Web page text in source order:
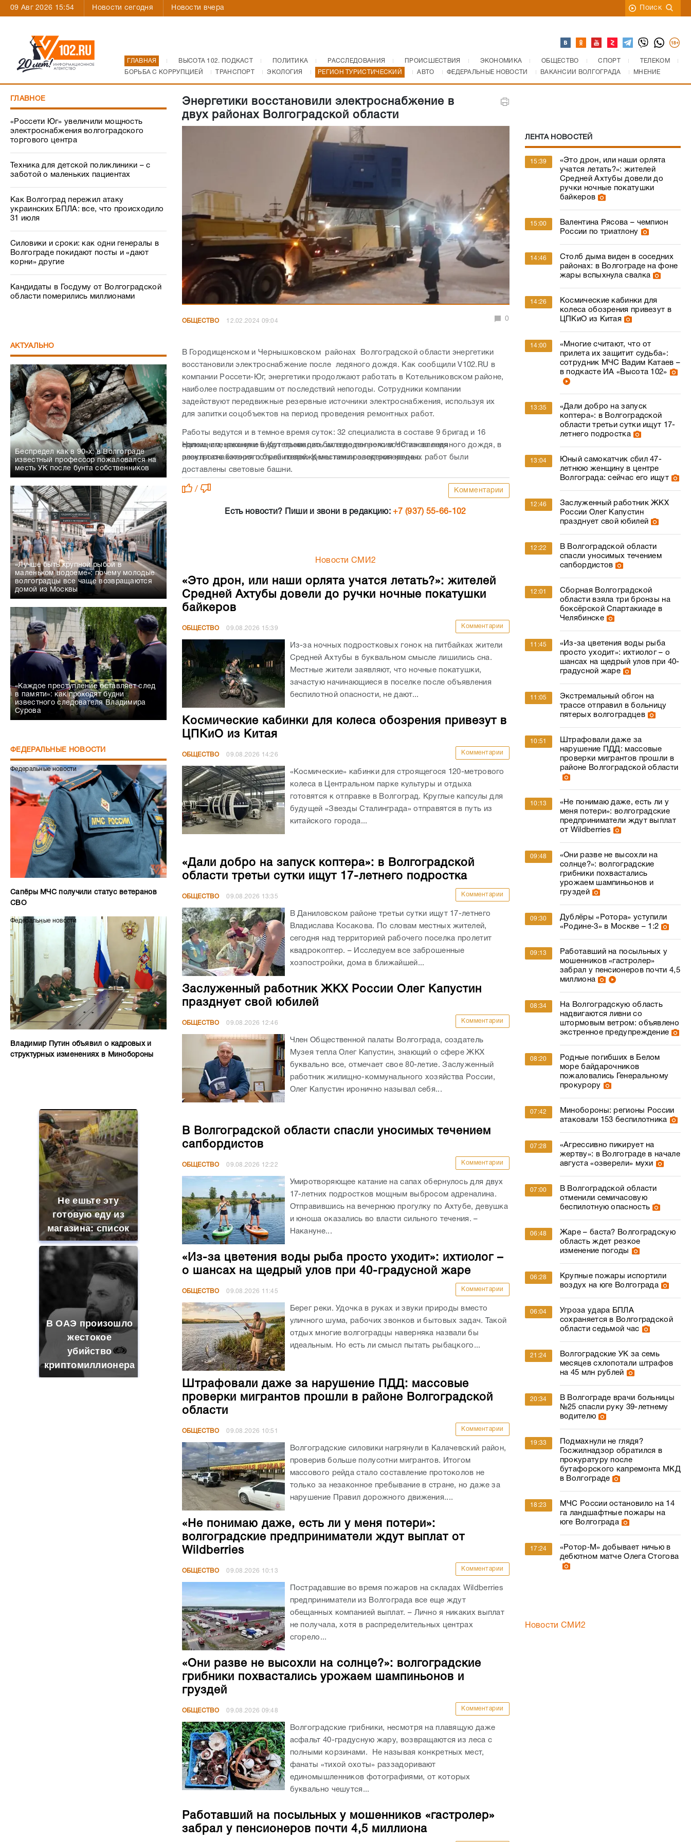
09 Авг 2026 15:54 Новости сегодня Новости вчера Поиск
ГЛАВНАЯ ВЫСОТА 102. ПОДКАСТ ПОЛИТИКА РАССЛЕДОВАНИЯ ПРОИСШЕСТВИЯ ЭКОНОМИКА ОБЩЕСТВО СПОРТ
ТЕЛЕКОМ
БОРЬБА С КОРРУПЦИЕЙ
ТРАНСПОРТ ЭКОЛОГИЯ РЕГИОН ТУРИСТИЧЕСКИЙ АВТО ФЕДЕРАЛЬНЫЕ НОВОСТИ ВАКАНСИИ ВОЛГОГРАДА МНЕНИЕ
ГЛАВНОЕ
«Россети Юг» увеличили мощность
электроснабжения волгоградского
торгового центра
Техника для детской поликлиники – с
заботой о маленьких пациентах
Как Волгоград пережил атаку
украинских БПЛА: все, что происходило
31 июля
Силовики и сроки: как одни генералы в
Волгограде покидают посты и «дают
корни» другие
Кандидаты в Госдуму от Волгоградской
области померились миллионами
АКТУАЛЬНО
Беспредел как в 90-х: в Волгограде
известный профессор пожаловался на
месть УК после бунта собственников
«Лучше быть крупной рыбой в
маленьком водоеме»: почему молодые
волгоградцы все чаще возвращаются
домой из Москвы
«Каждое преступление оставляет след
в памяти»: как проходят будни
известного следователя Владимира
Сурова
ФЕДЕРАЛЬНЫЕ НОВОСТИ
Федеральные новости
Сапёры МЧС получили статус ветеранов
СВО
Федеральные новости
Владимир Путин объявил о кадровых и
структурных изменениях в Минобороны
Не ешьте эту
готовую еду из
магазина: список
В ОАЭ произошло
жестокое
убийство
криптомиллионера
Энергетики восстановили электроснабжение в
двух районах Волгоградской области
ОБЩЕСТВО 12.02.2024 09:04 0
В Городищенском и Чернышковском районах Волгоградской области энергетики
восстановили электроснабжение после ледяного дождя. Как сообщили V102.RU в
компании Россети-Юг, энергетики продолжают работать в Котельниковском районе,
наиболее пострадавшим от последствий непогоды. Сотрудники компании
задействуют передвижные резервные источники электроснабжения, используя их
для запитки соцобъектов на период проведения ремонтных работ.
Работы ведутся и в темное время суток: 32 специалиста в составе 9 бригад и 16
единиц спецтехники будут проводить их в до полного восстановления
электроснабжения потребителей. К местам проведения ночных работ были
доставлены световые башни.
Напомним, накануне в Котельниково был введен режим ЧС из-за ледяного дождя, в
результате которого были повреждены линии электропередач.
/ Комментарии
Есть новости? Пиши и звони в редакцию:+7 (937) 55-66-102
Новости СМИ2
«Это дрон, или наши орлята учатся летать?»: жителей
Средней Ахтубы довели до ручки ночные покатушки
байкеров
ОБЩЕСТВО 09.08.2026 15:39 Комментарии
Из-за ночных подростковых гонок на питбайках жители
Средней Ахтубы в буквальном смысле лишились сна.
Местные жители заявляют, что ночные покатушки,
зачастую начинающиеся в поселке после объявления
беспилотной опасности, не дают...
Космические кабинки для колеса обозрения привезут в
ЦПКиО из Китая
ОБЩЕСТВО 09.08.2026 14:26 Комментарии
«Космические» кабинки для строящегося 120-метрового
колеса в Центральном парке культуры и отдыха
готовятся к отправке в Волгоград. Круглые капсулы для
будущей «Звезды Сталинграда» отправятся в путь из
китайского города...
«Дали добро на запуск коптера»: в Волгоградской
области третьи сутки ищут 17-летнего подростка
ОБЩЕСТВО 09.08.2026 13:35 Комментарии
В Даниловском районе третьи сутки ищут 17-летнего
Владислава Косакова. По словам местных жителей,
сегодня над территорией рабочего поселка пролетит
квадрокоптер. – Исследуем все заброшенные
хозпостройки, дома в ближайшей...
Заслуженный работник ЖКХ России Олег Капустин
празднует свой юбилей
ОБЩЕСТВО 09.08.2026 12:46 Комментарии
Член Общественной палаты Волгограда, создатель
Музея тепла Олег Капустин, знающий о сфере ЖКХ
буквально все, отмечает свое 80-летие. Заслуженный
работник жилищно-коммунального хозяйства России,
Олег Капустин иронично называл себя...
В Волгоградской области спасли уносимых течением
сапбордистов
ОБЩЕСТВО 09.08.2026 12:22 Комментарии
Умиротворяющее катание на сапах обернулось для двух
17-летних подростков мощным выбросом адреналина.
Отправившись на вечернюю прогулку по Ахтубе, девушка
и юноша оказались во власти сильного течения. –
Накануне...
«Из-за цветения воды рыба просто уходит»: ихтиолог –
о шансах на щедрый улов при 40-градусной жаре
ОБЩЕСТВО 09.08.2026 11:45 Комментарии
Берег реки. Удочка в руках и звуки природы вместо
уличного шума, рабочих звонков и бытовых задач. Такой
отдых многие волгоградцы наверняка назвали бы
идеальным. Но есть ли смысл пытать рыбацкого...
Штрафовали даже за нарушение ПДД: массовые
проверки мигрантов прошли в районе Волгоградской
области
ОБЩЕСТВО 09.08.2026 10:51 Комментарии
Волгоградские силовики нагрянули в Калачевский район,
проверив больше полусотни мигрантов. Итогом
массового рейда стало составление протоколов не
только за незаконное пребывание в стране, но даже за
нарушение Правил дорожного движения....
«Не понимаю даже, есть ли у меня потери»:
волгоградские предприниматели ждут выплат от
Wildberries
ОБЩЕСТВО 09.08.2026 10:13 Комментарии
Пострадавшие во время пожаров на складах Wildberries
предприниматели из Волгограда все еще ждут
обещанных компанией выплат. – Лично я никаких выплат
не получала, хотя в распределительных центрах
сгорело...
«Они разве не высохли на солнце?»: волгоградские
грибники похвастались урожаем шампиньонов и
груздей
ОБЩЕСТВО 09.08.2026 09:48 Комментарии
Волгоградские грибники, несмотря на плавящую даже
асфальт 40-градусную жару, возвращаются из леса с
полными корзинами. Не называя конкретных мест,
фанаты «тихой охоты» раззадоривают
единомышленников фотографиями, от которых
буквально чешутся...
Работавший на посыльных у мошенников «гастролер»
забрал у пенсионеров почти 4,5 миллиона
ЛЕНТА НОВОСТЕЙ
15:39
«Это дрон, или наши орлята
учатся летать?»: жителей
Средней Ахтубы довели до
ручки ночные покатушки
байкеров
15:00
Валентина Рясова – чемпион
России по триатлону
14:46
Столб дыма виден в соседних
районах: в Волгограде на фоне
жары вспыхнула свалка
14:26
Космические кабинки для
колеса обозрения привезут в
ЦПКиО из Китая
14:00
«Многие считают, что от
прилета их защитит судьба»:
сотрудник МЧС Вадим Катаев –
в подкасте ИА «Высота 102»
13:35
«Дали добро на запуск
коптера»: в Волгоградской
области третьи сутки ищут 17-
летнего подростка
13:04
Юный самокатчик сбил 47-
летнюю женщину в центре
Волгограда: сейчас его ищут
12:46
Заслуженный работник ЖКХ
России Олег Капустин
празднует свой юбилей
12:22
В Волгоградской области
спасли уносимых течением
сапбордистов
12:01
Сборная Волгоградской
области взяла три бронзы на
боксёрской Спартакиаде в
Челябинске
11:45
«Из-за цветения воды рыба
просто уходит»: ихтиолог – о
шансах на щедрый улов при 40-
градусной жаре
11:05
Экстремальный обгон на
трассе отправил в больницу
пятерых волгоградцев
10:51
Штрафовали даже за
нарушение ПДД: массовые
проверки мигрантов прошли в
районе Волгоградской области
10:13
«Не понимаю даже, есть ли у
меня потери»: волгоградские
предприниматели ждут выплат
от Wildberries
09:48
«Они разве не высохли на
солнце?»: волгоградские
грибники похвастались
урожаем шампиньонов и
груздей
09:30
Дублёры «Ротора» уступили
«Родине‑3» в Москве – 1:2
09:13
Работавший на посыльных у
мошенников «гастролер»
забрал у пенсионеров почти 4,5
миллиона
08:34
На Волгоградскую область
надвигаются ливни со
штормовым ветром: объявлено
экстренное предупреждение
08:20
Родные погибших в Белом
море байдарочников
пожаловались Генеральному
прокурору
07:42
Минобороны: регионы России
атаковали 153 беспилотника
07:28
«Агрессивно пикирует на
жертву»: в Волгограде в начале
августа «озверели» мухи
07:00
В Волгоградской области
отменили семичасовую
беспилотную опасность
06:48
Жаре – баста? Волгоградскую
область ждет резкое
изменение погоды
06:28
Крупные пожары испортили
воздух на юге Волгограда
06:04
Угроза удара БПЛА
сохраняется в Волгоградской
области седьмой час
21:24
Волгоградские УК за семь
месяцев схлопотали штрафов
на 45 млн рублей
20:34
В Волгограде врачи больницы
№25 спасли руку 39-летнему
водителю
19:33
Подмахнули не глядя?
Госжилнадзор обратился в
прокуратуру после
бутафорского капремонта МКД
в Волгограде
18:23
МЧС России остановило на 14
га ландшафтные пожары на
юге Волгограда
17:24
«Ротор‑М» добывает ничью в
дебютном матче Олега Стогова
Новости СМИ2